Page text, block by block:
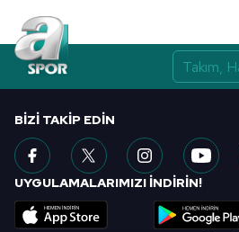
BIZI TAKIP EDIN
UYGULAMALARIMIZI İNDİRİN!